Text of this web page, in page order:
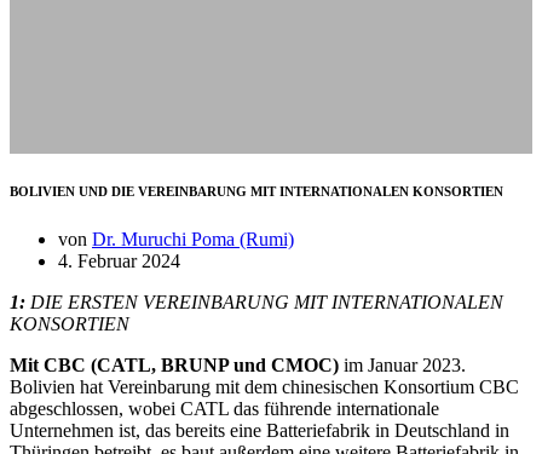
BOLIVIEN UND DIE VEREINBARUNG MIT INTERNATIONALEN KONSORTIEN
von Dr. Muruchi Poma (Rumi)
4. Februar 2024
1: DIE ERSTEN VEREINBARUNG MIT INTERNATIONALEN
KONSORTIEN
Mit CBC (CATL, BRUNP und CMOC) im Januar 2023.
Bolivien hat Vereinbarung mit dem chinesischen Konsortium CBC
abgeschlossen, wobei CATL das führende internationale
Unternehmen ist, das bereits eine Batteriefabrik in Deutschland in